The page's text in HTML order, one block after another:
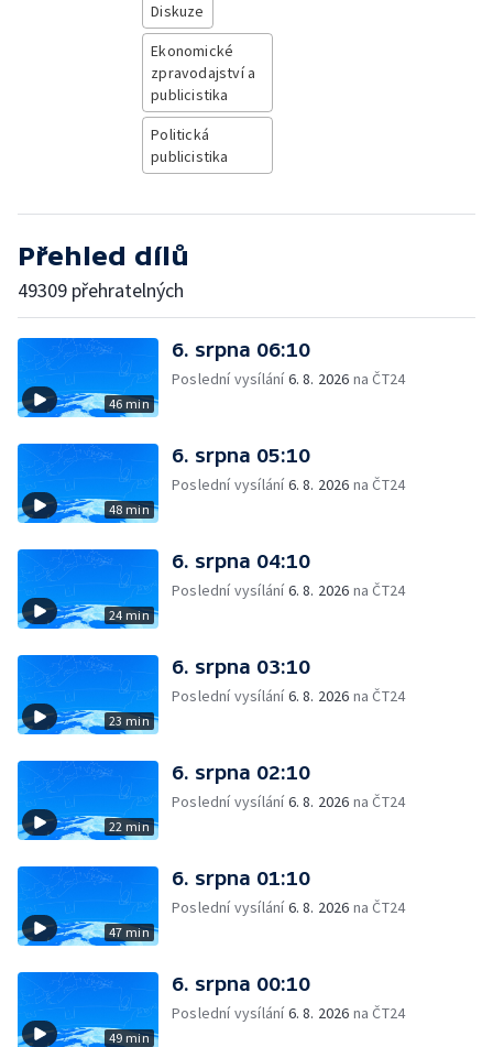
Diskuze
Ekonomické
zpravodajství a
publicistika
Politická
publicistika
Přehled dílů
49309 přehratelných
46 min
6. srpna 06:10
Poslední vysílání6. 8. 2026 na ČT24
48 min
6. srpna 05:10
Poslední vysílání6. 8. 2026 na ČT24
24 min
6. srpna 04:10
Poslední vysílání6. 8. 2026 na ČT24
23 min
6. srpna 03:10
Poslední vysílání6. 8. 2026 na ČT24
22 min
6. srpna 02:10
Poslední vysílání6. 8. 2026 na ČT24
47 min
6. srpna 01:10
Poslední vysílání6. 8. 2026 na ČT24
49 min
6. srpna 00:10
Poslední vysílání6. 8. 2026 na ČT24